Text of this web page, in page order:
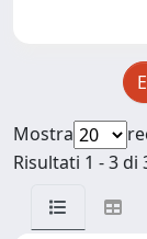
Mostra
Risultati 1 - 3 di